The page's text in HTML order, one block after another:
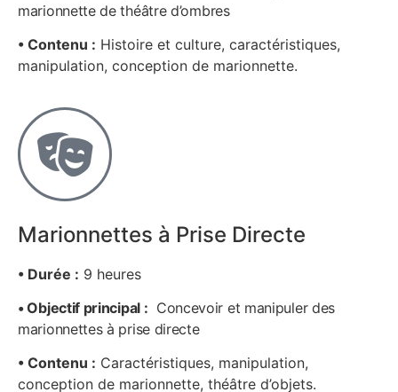
marionnette de théâtre d’ombres
• Contenu : Histoire et culture, caractéristiques,
manipulation, conception de marionnette.
Marionnettes à Prise Directe
• Durée : 9 heures
• Objectif principal : Concevoir et manipuler des
marionnettes à prise directe
• Contenu : Caractéristiques, manipulation,
conception de marionnette, théâtre d’objets.